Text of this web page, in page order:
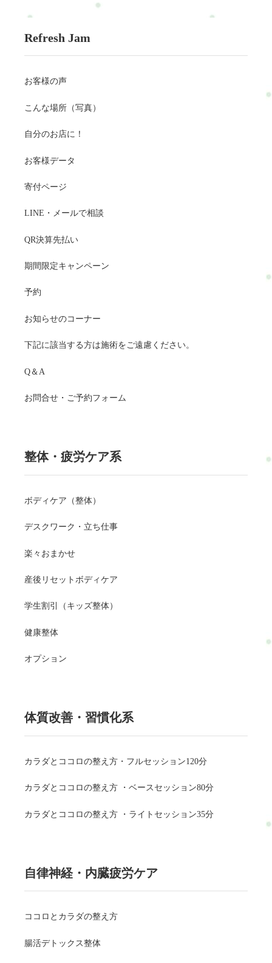
Refresh Jam
お客様の声
こんな場所（写真）
自分のお店に！
お客様データ
寄付ページ
LINE・メールで相談
QR決算先払い
期間限定キャンペーン
予約
お知らせのコーナー
下記に該当する方は施術をご遠慮ください。
Q＆A
お問合せ・ご予約フォーム
整体・疲労ケア系
ボディケア（整体）
デスクワーク・立ち仕事
楽々おまかせ
産後リセットボディケア
学生割引（キッズ整体）
健康整体
オプション
体質改善・習慣化系
カラダとココロの整え方・フルセッション120分
カラダとココロの整え方 ・ベースセッション80分
カラダとココロの整え方 ・ライトセッション35分
自律神経・内臓疲労ケア
ココロとカラダの整え方
腸活デトックス整体